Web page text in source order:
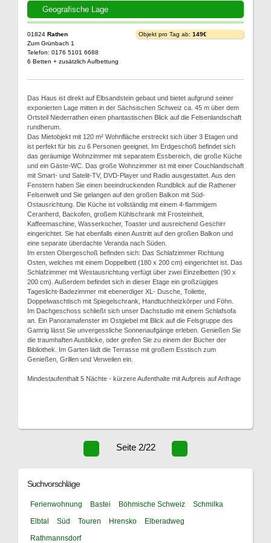
Geografische Lage
01824 Rathen
Zum Grünbach 1
Telefon: 0176 5101 6688
6 Betten + zusätzlich Aufbettung
Objekt pro Tag ab: 149€
Das Haus ist direkt auf Elbsandstein gebaut und bietet aufgrund seiner
exponierten Lage mitten in der Sächsischen Schweiz ca. 45 m über dem
Ortsteil Niederrathen einen phantastischen Blick auf die Felsenlandschaft
rundherum.
Das Mietobjekt mit 120 m² Wohnfläche erstreckt sich über 3 Etagen und
ist perfekt für bis zu 6 Personen geeignet. Im Erdgeschoß befindet sich
das geräumige Wohnzimmer mit separatem Essbereich, die große Küche
und ein Gäste-WC. Das große Wohnzimmer ist mit einer Couchlandschaft
mit Smart- und Satelit-TV, DVD-Player und Radio ausgestattet. Aus den
Fenstern haben Sie einen beeindruckenden Rundblick auf die Rathener
Felsenwelt und Sie gelangen auf den großen Balkon mit Süd-
Ostausrichtung. Die Küche ist vollständig mit einem 4-flammigem
Ceranherd, Backofen, großem Kühlschrank mit Frosteinheit,
Kaffeemaschine, Wasserkocher, Toaster und ausreichend Geschirr
eingerichtet. Sie hat ebenfalls einen Austritt auf den großen Balkon und
eine separate überdachte Veranda nach Süden.
Im ersten Obergeschoß befinden sich: Das Schlafzimmer Richtung
Osten, welches mit einem Doppelbett (180 x 200 cm) eingerichtet ist. Das
Schlafzimmer mit Westausrichtung verfügt über zwei Einzelbetten (90 x
200 cm). Außerdem befindet sich in dieser Etage ein großzügiges
Tageslicht-Badezimmer mit ebenerdiger XL- Dusche, Toilette,
Doppelwaschtisch mit Spiegelschrank, Handtuchheizkörper und Föhn.
Im Dachgeschoss schließt sich unser Dachstudio mit einem Schlafsofa
an. Ein Panoramafenster im Ostgiebel mit Blick auf die Felsgruppe des
Gamrig lässt Sie unvergessliche Sonnenaufgänge erleben. Genießen Sie
die traumhaften Ausblicke, oder greifen Sie zu einem der Bücher der
Bibliothek. Im Garten lädt die Terrasse mit großem Esstisch zum
Genießen, Grillen und Verweilen ein.
Mindestaufenthalt 5 Nächte - kürzere Aufenthalte mit Aufpreis auf Anfrage
Seite 2/22
Suchvorschläge
Ferienwohnung Bastei Böhmische Schweiz
Schmilka
Elbtal
Süd Touren Hrensko
Elberadweg
Rathmannsdorf